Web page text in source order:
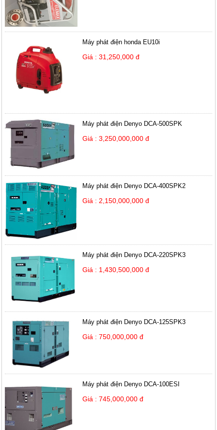
Máy phát điện honda EU10i
Giá : 31,250,000 đ
Máy phát điện Denyo DCA-500SPK
Giá : 3,250,000,000 đ
Máy phát điện Denyo DCA-400SPK2
Giá : 2,150,000,000 đ
Máy phát điện Denyo DCA-220SPK3
Giá : 1,430,500,000 đ
Máy phát điện Denyo DCA-125SPK3
Giá : 750,000,000 đ
Máy phát điện Denyo DCA-100ESI
Giá : 745,000,000 đ